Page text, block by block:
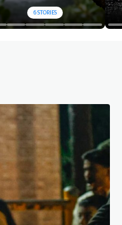
6STORIES